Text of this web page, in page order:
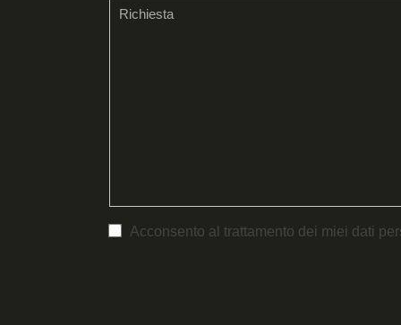
Acconsento al trattamento dei miei dati